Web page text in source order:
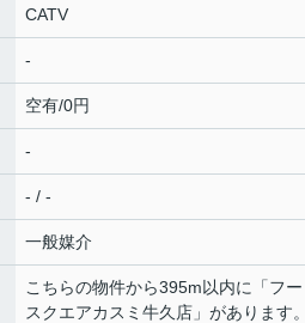
CATV
-
空有/0円
-
- / -
一般媒介
こちらの物件から395m以内に「フー
スクエアカスミ牛久店」があります